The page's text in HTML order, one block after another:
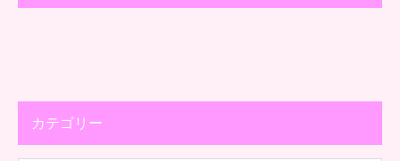
カテゴリー